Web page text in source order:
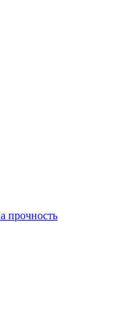
прочность